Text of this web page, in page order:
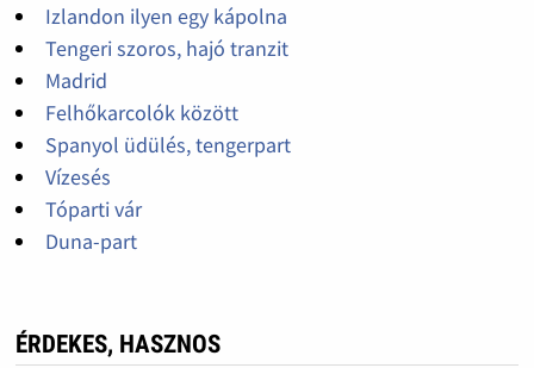
Izlandon ilyen egy kápolna
Tengeri szoros, hajó tranzit
Madrid
Felhőkarcolók között
Spanyol üdülés, tengerpart
Vízesés
Tóparti vár
Duna-part
ÉRDEKES, HASZNOS